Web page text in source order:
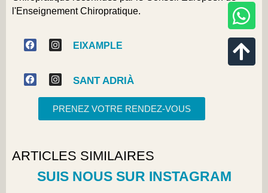
l'Enseignement Chiropratique.
EIXAMPLE
SANT ADRIÀ
PRENEZ VOTRE RENDEZ-VOUS
ARTICLES SIMILAIRES
SUIS NOUS SUR INSTAGRAM